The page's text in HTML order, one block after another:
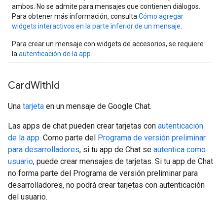
ambos. No se admite para mensajes que contienen diálogos.
Para obtener más información, consulta Cómo agregar
widgets interactivos en la parte inferior de un mensaje
Para crear un mensaje con widgets de accesorios, se requiere
la autenticación de la app
CardWithId
Una tarjeta en un mensaje de Google Chat.
Las apps de chat pueden crear tarjetas con autenticación
de la app. Como parte del Programa de versión preliminar
para desarrolladores, si tu app de Chat se autentica como
usuario, puede crear mensajes de tarjetas. Si tu app de Chat
no forma parte del Programa de versión preliminar para
desarrolladores, no podrá crear tarjetas con autenticación
del usuario.